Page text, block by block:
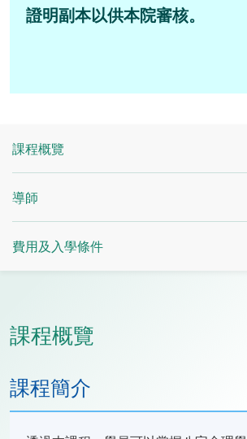
證明副本以供本院審核。
課程概覽
導師
費用及入學條件
課程概覽
課程簡介